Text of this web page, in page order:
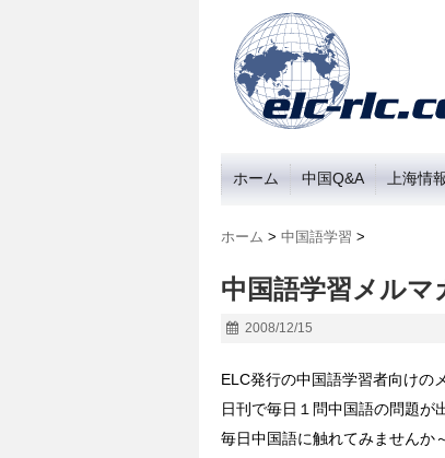
ホーム 中国Q&A 上海情
ホーム > 中国語学習 >
中国語学習メルマ
2008/12/15
ELC発行の中国語学習者向けの
日刊で毎日１問中国語の問題が
毎日中国語に触れてみませんか